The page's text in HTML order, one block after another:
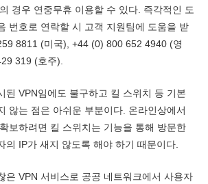
경우 연중무휴 이용할 수 있다. 즉각적인 도
번호로 연락할 시 고객 지원팀에 도움을 받
8811 (미국), +44 (0) 800 652 4940 (영
319 (호주).
된 VPN임에도 불구하고 킬 스위치 등 기본
않는 점은 아쉬운 부분이다. 온라인상에서
보하려면 킬 스위치는 기능을 통해 방문한
의 IP가 새지 않도록 해야 하기 때문이다.
은 VPN 서비스로 공공 네트워크에서 사용자